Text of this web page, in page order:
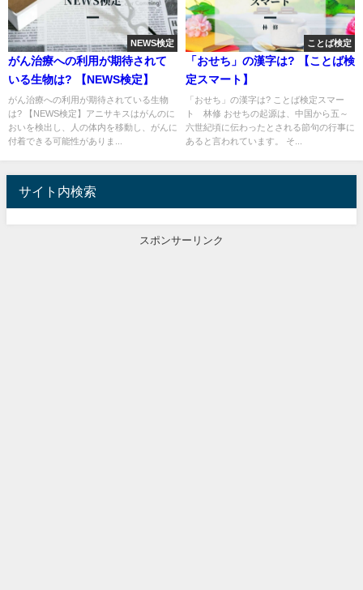
NEWS検定
がん治療への利用が期待されて
いる生物は? 【NEWS検定】
がん治療への利用が期待されている生物
は? 【NEWS検定】アニサキスはがんのに
おいを検出し、人の体内を移動し、がんに
付着できる可能性がありま...
ことば検定
「おせち」の漢字は? 【ことば検
定スマート】
「おせち」の漢字は? ことば検定スマー
ト 林修 おせちの起源は、中国から五～
六世紀頃に伝わったとされる節句の行事に
あると言われています。 そ...
サイト内検索
スポンサーリンク